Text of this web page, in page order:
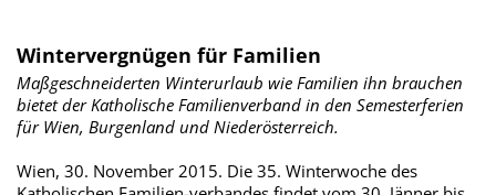
Wintervergnügen für Familien
Maßgeschneiderten Winterurlaub wie Familien ihn brauchen
bietet der Katholische Familienverband in den Semesterferien
für Wien, Burgenland und Niederösterreich.
Wien, 30. November 2015. Die 35. Winterwoche des